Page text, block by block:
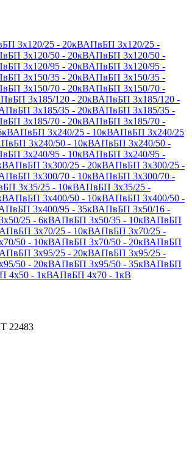
3х120/25 - 20кВАПвБП 3х120/25 -
3х120/50 - 20кВАПвБП 3х120/50 -
3х120/95 - 20кВАПвБП 3х120/95 -
3х150/35 - 20кВАПвБП 3х150/35 -
3х150/70 - 20кВАПвБП 3х150/70 -
3х185/120 - 20кВАПвБП 3х185/120 -
3х185/35 - 20кВАПвБП 3х185/35 -
3х185/70 - 20кВАПвБП 3х185/70 -
АПвБП 3х240/25 - 10кВАПвБП 3х240/25
3х240/50 - 10кВАПвБП 3х240/50 -
3х240/95 - 10кВАПвБП 3х240/95 -
АПвБП 3х300/25 - 20кВАПвБП 3х300/25 -
3х300/70 - 10кВАПвБП 3х300/70 -
3х35/25 - 10кВАПвБП 3х35/25 -
АПвБП 3х400/50 - 10кВАПвБП 3х400/50 -
3х400/95 - 35кВАПвБП 3х50/16 -
25 - 6кВАПвБП 3х50/35 - 10кВАПвБП
АПвБП 3х70/25 - 10кВАПвБП 3х70/25 -
50 - 10кВАПвБП 3х70/50 - 20кВАПвБП
АПвБП 3х95/25 - 20кВАПвБП 3х95/25 -
50 - 20кВАПвБП 3х95/50 - 35кВАПвБП
4х50 - 1кВАПвБП 4х70 - 1кВ
22483